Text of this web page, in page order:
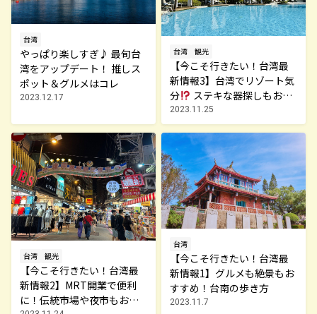
台湾
やっぱり楽しすぎ♪ 最旬台
湾をアップデート！ 推しス
ポット＆グルメはコレ
2023.12.17
台湾 観光
【今こそ行きたい！台湾最
新情報3】台湾でリゾート気
分
ステキな器探しもおす
すめ！ 桃園＆鶯歌の歩き方
2023.11.25
台湾 観光
【今こそ行きたい！台湾最
新情報2】MRT開業で便利
に！伝統市場や夜市もおす
台湾
【今こそ行きたい！台湾最
新情報1】グルメも絶景もお
すすめ！台南の歩き方
2023.11.7